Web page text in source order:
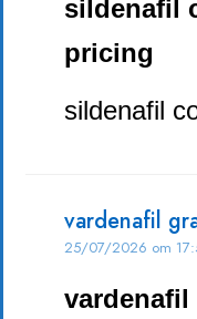
sildenafil
pricing
sildenafil
vardenafil
25/07/2026 om